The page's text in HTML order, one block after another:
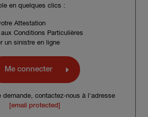
en quelques clics :
Attestation
Conditions Particulières
un sinistre en ligne
Me connecter
demande, contactez-nous à l'adresse
[email protected]